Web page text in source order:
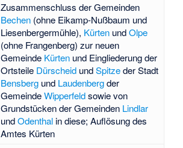
Zusammenschluss der Gemeinden
Bechen(ohne Eikamp-Nußbaum und
Liesenbergermühle), KürtenundOlpe
(ohne Frangenberg) zur neuen
Gemeinde Kürtenund Eingliederung der
Ortsteile DürscheidundSpitzeder Stadt
Bensbergund Laudenbergder
GemeindeWipperfeldsowie von
Grundstücken der Gemeinden Lindlar
undOdenthalin diese; Auflösung des
Amtes Kürten